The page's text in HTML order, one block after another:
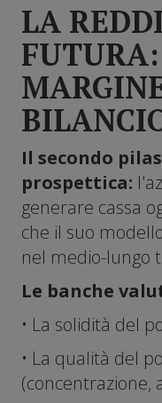
LA
Il secondo
prospettica:
generare cassa
che il suo
nel medio-lungo
Le banche
• La solidità del
• La qualità del
(concentrazione,